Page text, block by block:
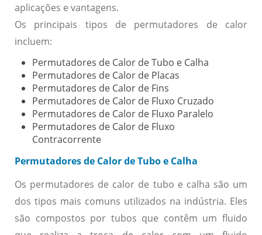
aplicações e vantagens.
Os principais tipos de permutadores de calor
incluem:
Permutadores de Calor de Tubo e Calha
Permutadores de Calor de Placas
Permutadores de Calor de Fins
Permutadores de Calor de Fluxo Cruzado
Permutadores de Calor de Fluxo Paralelo
Permutadores de Calor de Fluxo
Contracorrente
Permutadores de Calor de Tubo e Calha
Os permutadores de calor de tubo e calha são um
dos tipos mais comuns utilizados na indústria. Eles
são compostos por tubos que contêm um fluido